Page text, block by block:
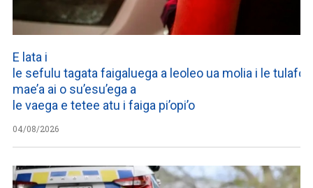
E lata i
le sefulu tagata faigaluega a leoleo ua molia i le
mae’a ai o su’esu’ega a
le vaega e tetee atu i faiga pi’opi’o
04/08/2026